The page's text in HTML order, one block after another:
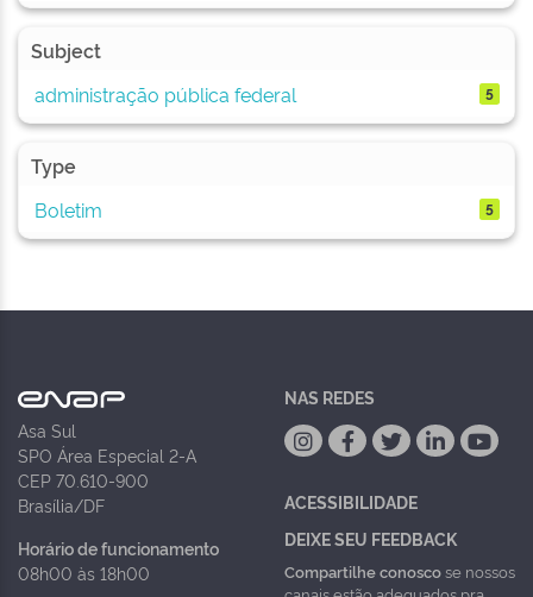
Subject
administração pública federal
5
Type
Boletim
5
Asa Sul
SPO Área Especial 2-A
CEP 70.610-900
Brasília/DF
Horário de funcionamento
08h00 às 18h00
NAS REDES
ACESSIBILIDADE
DEIXE SEU FEEDBACK
Compartilhe conoscose nossos